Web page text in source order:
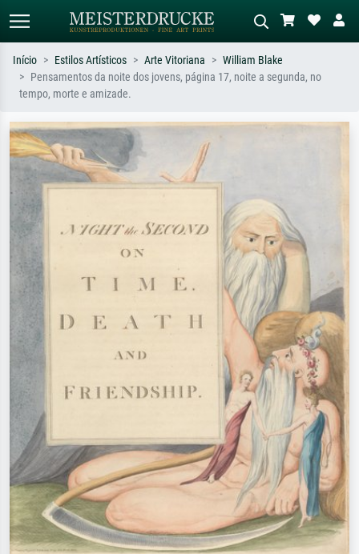
Pesquisa padrão
ex: Monet, Noite Estrelada,
impressionismo, onda de Hokusai, nu.
a óleo escura, nu em pé ao lado de
Início Estilos Artísticos Arte Vitoriana
William Blake
Pensamentos da noite dos jovens, página 17, noite a segunda, no
tempo, morte e amizade.